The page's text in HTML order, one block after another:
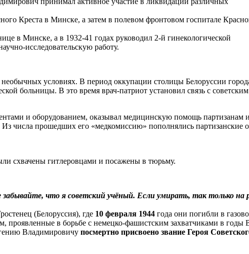
Креста в Минске, а затем в полевом фронтовом госпитале
в Минске, а в 1932-41 годах руководил 2-й гинекологической
исследовательскую работу.
условиях. В период оккупации столицы Белоруссии
больницы. В это время врач-патриот установил связь с советским
и оборудованием, оказывал медицинскую помощь партизанам и
числа прошедших его «медкомиссию» пополнялись партизанские
схвачены гитлеровцами и посажены в тюрьму.
забывайте, что я советский учёный. Если умирать, так только на
(Белоруссия), где 10 февраля 1944 года они погибли в
проявленные в борьбе с немецко-фашистским захватчиками в годы
Владимировичу посмертно присвоено звание Героя